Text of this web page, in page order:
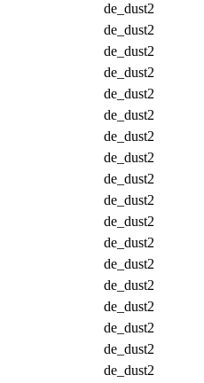
de_dust2
de_dust2
de_dust2
de_dust2
de_dust2
de_dust2
de_dust2
de_dust2
de_dust2
de_dust2
de_dust2
de_dust2
de_dust2
de_dust2
de_dust2
de_dust2
de_dust2
de_dust2